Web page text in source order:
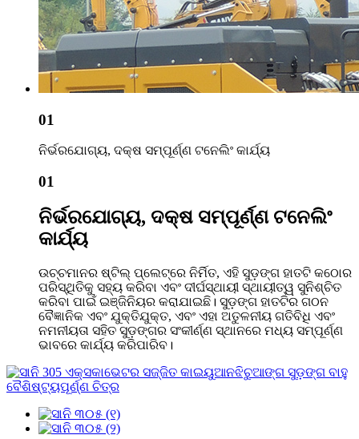
01
ନିର୍ଭରଯୋଗ୍ୟ, ଦକ୍ଷ ସମ୍ପୂର୍ଣ୍ଣ ଟନେଲିଂ କାର୍ଯ୍ୟ
01
ନିର୍ଭରଯୋଗ୍ୟ, ଦକ୍ଷ ସମ୍ପୂର୍ଣ୍ଣ ଟନେଲିଂ
କାର୍ଯ୍ୟ
ଉଚ୍ଚମାନର ଷ୍ଟିଲ୍ ପ୍ଲେଟ୍‌ରେ ନିର୍ମିତ, ଏହି ସୁଡ଼ଙ୍ଗ ହାତଟି କଠୋର
ପରିସ୍ଥିତିକୁ ସହ୍ୟ କରିବା ଏବଂ ଦୀର୍ଘସ୍ଥାୟୀ ସ୍ଥାୟୀତ୍ୱ ସୁନିଶ୍ଚିତ
କରିବା ପାଇଁ ଇଞ୍ଜିନିୟର କରାଯାଇଛି। ସୁଡ଼ଙ୍ଗ ହାତଟିର ଗଠନ
ବୈଜ୍ଞାନିକ ଏବଂ ଯୁକ୍ତିଯୁକ୍ତ, ଏବଂ ଏହା ଅତୁଳନୀୟ ଗତିବିଧି ଏବଂ
ନମନୀୟତା ସହିତ ସୁଡ଼ଙ୍ଗର ସଂକୀର୍ଣ୍ଣ ସ୍ଥାନରେ ମଧ୍ୟ ସମ୍ପୂର୍ଣ୍ଣ
ଭାବରେ କାର୍ଯ୍ୟ କରିପାରିବ।